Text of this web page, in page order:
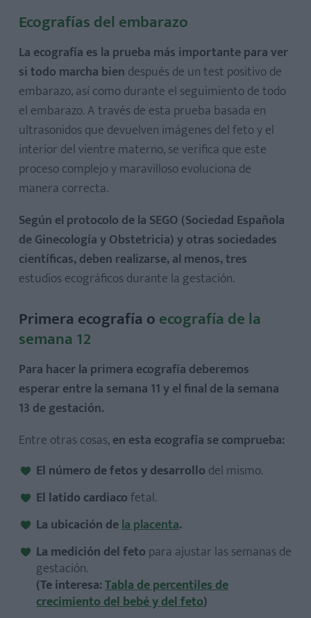
Ecografías del embarazo
La ecografía es la prueba más importante para ver
si todo marcha bien después de un test positivo de
embarazo, así como durante el seguimiento de todo
el embarazo. A través de esta prueba basada en
ultrasonidos que devuelven imágenes del feto y el
interior del vientre materno, se verifica que este
proceso complejo y maravilloso evoluciona de
manera correcta.
Según el protocolo de la SEGO (Sociedad Española
de Ginecología y Obstetricia) y otras sociedades
científicas, deben realizarse, al menos, tres
estudios ecográficos durante la gestación.
Primera ecografía oecografía de la
semana 12
Para hacer la primera ecografía deberemos
esperar entre la semana 11 y el final de la semana
13 de gestación.
Entre otras cosas,en esta ecografía se comprueba:
El número de fetos y desarrollo del mismo.
El latido cardiacofetal.
La ubicación dela placenta.
La medición del feto para ajustar las semanas de
gestación.
(Te interesa:Tabla de percentiles de
crecimiento del bebé y del feto)